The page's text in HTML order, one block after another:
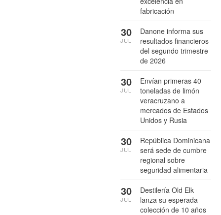
fabricación
Danone informa sus
resultados financieros
del segundo trimestre
de 2026
30
JUL
Envían primeras 40
toneladas de limón
veracruzano a
mercados de Estados
Unidos y Rusia
30
JUL
República Dominicana
será sede de cumbre
regional sobre
seguridad alimentaria
30
JUL
Destilería Old Elk
lanza su esperada
colección de 10 años
30
JUL